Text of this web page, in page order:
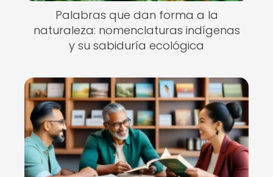
Palabras que dan forma a la
naturaleza: nomenclaturas indígenas
y su sabiduría ecológica